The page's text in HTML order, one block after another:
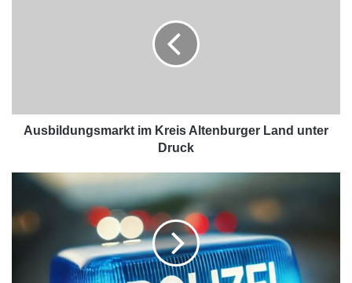
Ausbildungsmarkt im Kreis Altenburger Land unter
Druck